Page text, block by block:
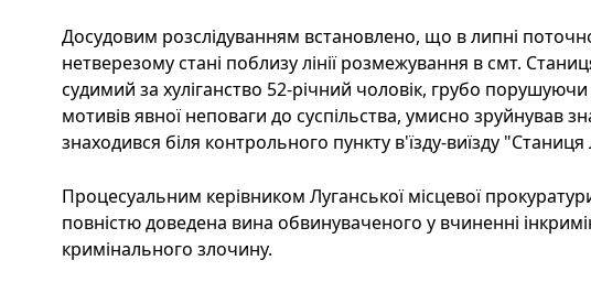
Досудовим розслідуванням встановлено, що в липні
нетверезому стані поблизу лінії розмежування в смт.
судимий за хуліганство 52-річний чоловік, грубо
мотивів явної неповаги до суспільства, умисно зруйнував
знаходився біля контрольного пункту в'їзду-виїзду
Процесуальним керівником Луганської місцевої
повністю доведена вина обвинуваченого у вчиненні
кримінального злочину.